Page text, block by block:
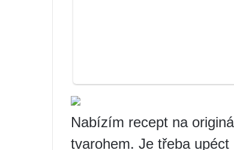
Nabízím recept na
tvarohem. Je třeba